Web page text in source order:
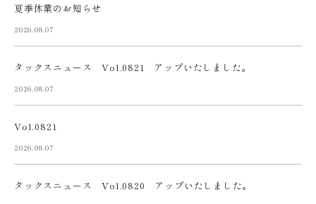
夏季休業のお知らせ
2026.08.07
タックスニュース Vol.0821 アップいたしました。
2026.08.07
Vol.0821
2026.08.07
タックスニュース Vol.0820 アップいたしました。